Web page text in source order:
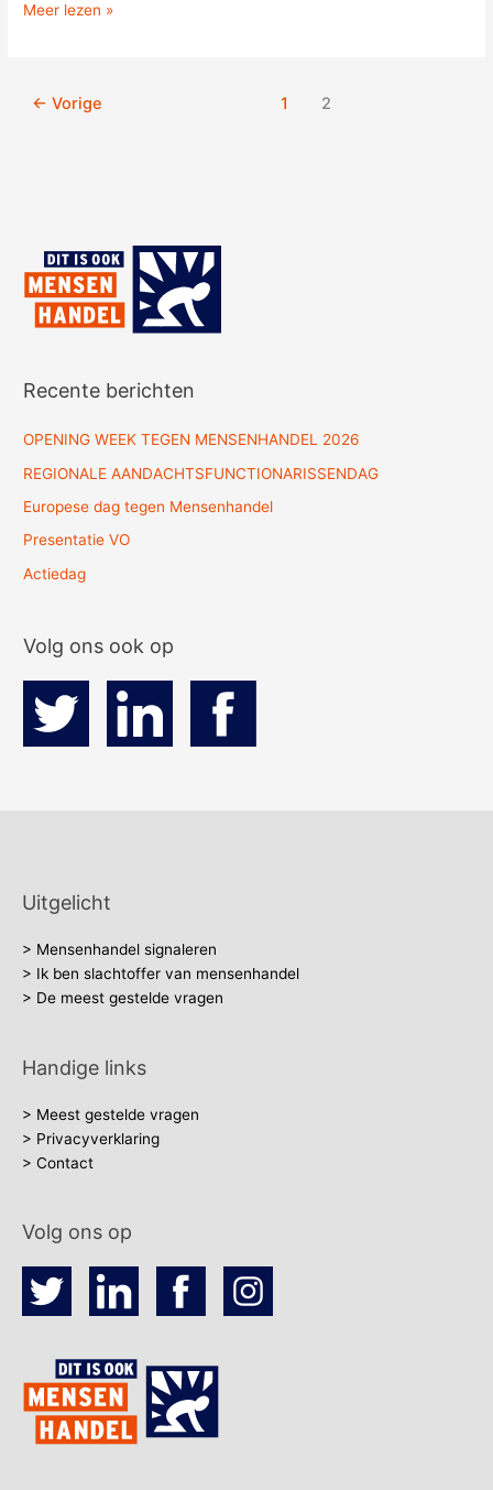
Meer lezen »
← Vorige 1 2
Recente berichten
OPENING WEEK TEGEN MENSENHANDEL 2026
REGIONALE AANDACHTSFUNCTIONARISSENDAG
Europese dag tegen Mensenhandel
Presentatie VO
Actiedag
Volg ons ook op
Uitgelicht
> Mensenhandel signaleren
> Ik ben slachtoffer van mensenhandel
> De meest gestelde vragen
Handige links
> Meest gestelde vragen
> Privacyverklaring
> Contact
Volg ons op